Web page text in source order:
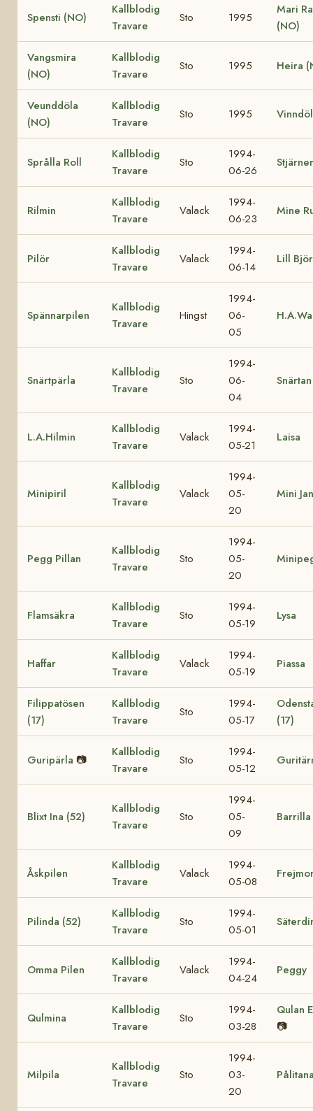
Spensti (NO)
Kallblodig
Travare
Sto 1995
Mari
(NO)
Vangsmira
(NO)
Kallblodig
Travare
Sto 1995 Heira
Veunddöla
(NO)
Kallblodig
Travare
Sto 1995
Språlla Roll
Kallblodig
Travare
Sto
1994-
06-26
Rilmin
Kallblodig
Travare
Valack
1994-
06-23
Mine
Pilör
Kallblodig
Travare
Valack
1994-
06-14
Lill
Spännarpilen
Kallblodig
Travare
Hingst
1994-
06-
05
Snärtpärla
Kallblodig
Travare
Sto
1994-
06-
04
Snärtan
L.A.Hilmin
Kallblodig
Travare
Valack
1994-
05-21
Laisa
Minipiril
Kallblodig
Travare
Valack
1994-
05-
20
Mini
Pegg Pillan
Kallblodig
Travare
Sto
1994-
05-
20
Flamsäkra
Kallblodig
Travare
Sto
1994-
05-19
Lysa
Haffar
Kallblodig
Travare
Valack
1994-
05-19
Piassa
Filippatösen
(17)
Kallblodig
Travare
Sto
1994-
05-17
(17)
Guripärla 📷
Kallblodig
Travare
Sto
1994-
05-12
Blixt Ina (52)
Kallblodig
Travare
Sto
1994-
05-
09
Åskpilen
Kallblodig
Travare
Valack
1994-
05-08
Pilinda (52)
Kallblodig
Travare
Sto
1994-
05-01
Omma Pilen
Kallblodig
Travare
Valack
1994-
04-24
Peggy
Qulmina
Kallblodig
Travare
Sto
1994-
03-28
Qulan
📷
Milpila
Kallblodig
Travare
Sto
1994-
03-
20